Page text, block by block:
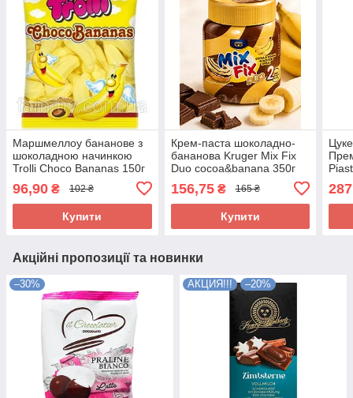
Маршмеллоу бананове з
шоколадною начинкою
Trolli Choco Bananas 150г
96,90 ₴ 102 ₴
Купити
Крем-паста шоколадно-
бананова Kruger Mix Fix
Duo cocoa&banana 350г
156,75₴ 165 ₴
Купити
Акційні пропозиції та новинки
–30% АКЦИЯ!!! –20%